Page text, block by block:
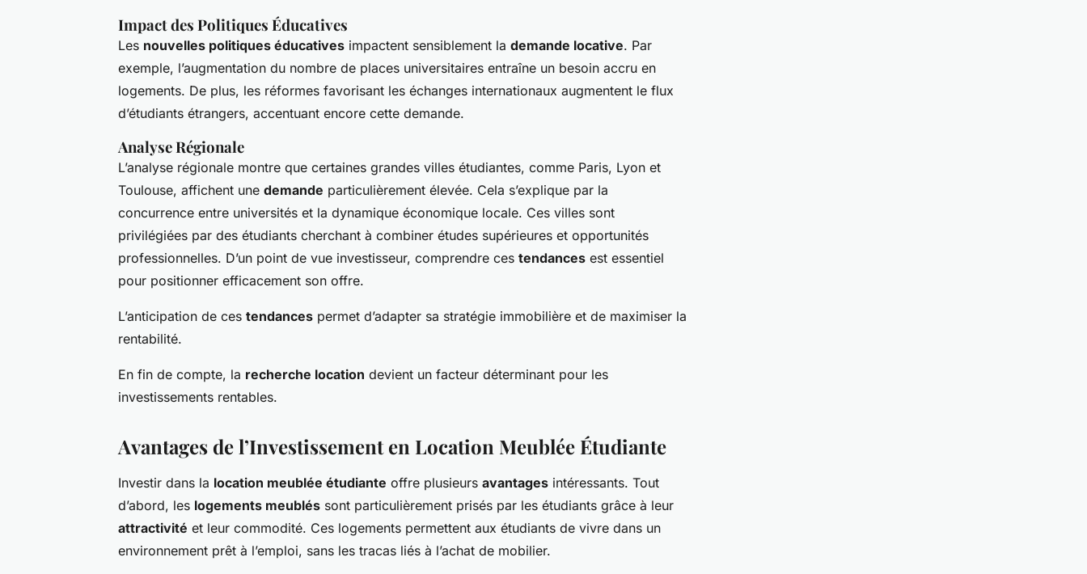
Impact des Politiques Éducatives
Les nouvelles politiques éducatives impactent sensiblement la demande locative. Par
exemple, l’augmentation du nombre de places universitaires entraîne un besoin accru en
logements. De plus, les réformes favorisant les échanges internationaux augmentent le flux
d’étudiants étrangers, accentuant encore cette demande.
Analyse Régionale
L’analyse régionale montre que certaines grandes villes étudiantes, comme Paris, Lyon et
Toulouse, affichent une demande particulièrement élevée. Cela s’explique par la
concurrence entre universités et la dynamique économique locale. Ces villes sont
privilégiées par des étudiants cherchant à combiner études supérieures et opportunités
professionnelles. D’un point de vue investisseur, comprendre ces tendances est essentiel
pour positionner efficacement son offre.
L’anticipation de ces tendances permet d’adapter sa stratégie immobilière et de maximiser la
rentabilité.
En fin de compte, la recherche location devient un facteur déterminant pour les
investissements rentables.
Avantages de l’Investissement en Location Meublée Étudiante
Investir dans la location meublée étudiante offre plusieurs avantages intéressants. Tout
d’abord, les logements meublés sont particulièrement prisés par les étudiants grâce à leur
attractivité et leur commodité. Ces logements permettent aux étudiants de vivre dans un
environnement prêt à l’emploi, sans les tracas liés à l’achat de mobilier.